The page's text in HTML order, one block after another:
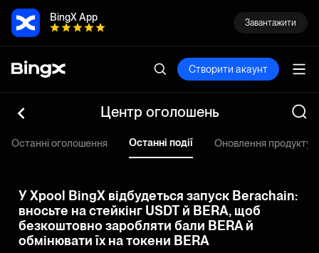
BingX App Завантажити
Створити акаунт
Центр оголошень
Останні оголошення Останні події Оновлення продукту
У Xpool BingX відбудеться запуск Berachain:
вносьте на стейкінг USDT й BERA, щоб
безкоштовно заробляти бали BERA й
обмінювати їх на токени BERA